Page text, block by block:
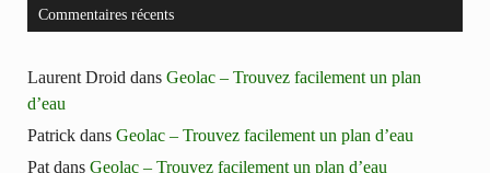
Commentaires récents
Laurent Droid dans Geolac – Trouvez facilement un plan
d’eau
Patrick dans Geolac – Trouvez facilement un plan d’eau
Pat dans Geolac – Trouvez facilement un plan d’eau